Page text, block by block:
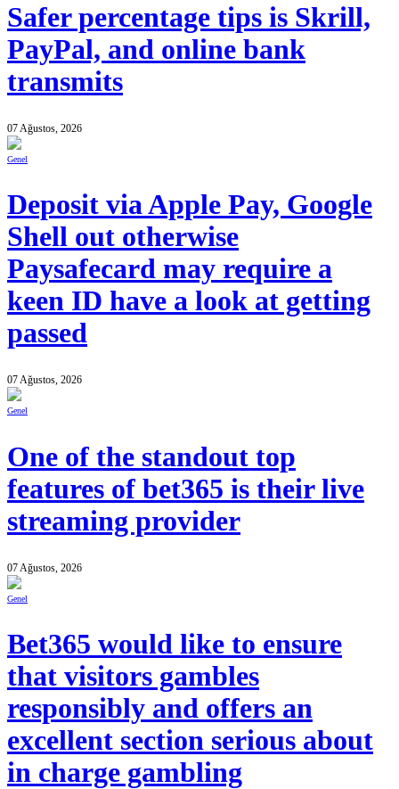
Safer percentage tips is Skrill,
PayPal, and online bank
transmits
07 Ağustos, 2026
Genel
Deposit via Apple Pay, Google
Shell out otherwise
Paysafecard may require a
keen ID have a look at getting
passed
07 Ağustos, 2026
Genel
One of the standout top
features of bet365 is their live
streaming provider
07 Ağustos, 2026
Genel
Bet365 would like to ensure
that visitors gambles
responsibly and offers an
excellent section serious about
in charge gambling